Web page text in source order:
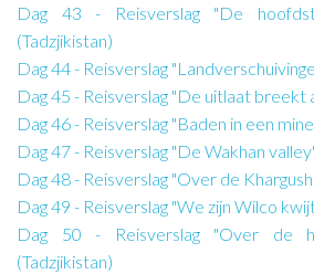
Dag 43 - Reisverslag "De
(Tadzjikistan)
Dag 44 - Reisverslag
Dag 45 - Reisverslag "De uitlaat breekt
Dag 46 - Reisverslag "Baden in een
Dag 47 - Reisverslag "De Wakhan
Dag 48 - Reisverslag "Over de
Dag 49 - Reisverslag "We zijn Wilco
Dag 50 - Reisverslag "Over de
(Tadzjikistan)